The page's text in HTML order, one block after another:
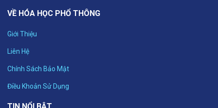
VỀ HÓA HỌC PHỔ THÔNG
Giới Thiệu
Liên Hệ
Chính Sách Bảo Mật
Điều Khoản Sử Dụng